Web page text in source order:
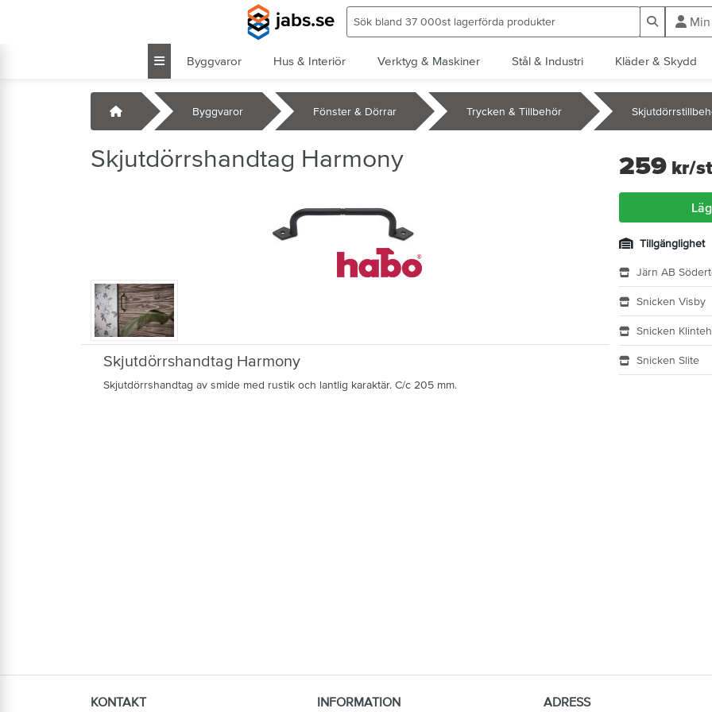
jabs.se
Byggvaror Hus & Interiör Verktyg & Maskiner Stål & Industri Kläder & Skydd
Startsida Byggvaror Fönster & Dörrar Trycken & Tillbehör
Skjutdörrshandtag Harmony
Skjutdörrshandtag Harmony
Skjutdörrshandtag av smide med rustik och lantlig karaktär. C/c 205 mm.
259 kr/st
Tillgänglighet
Järn AB
Snicken Visby
Snicken
Snicken Slite
KONTAKT INFORMATION ADRESS